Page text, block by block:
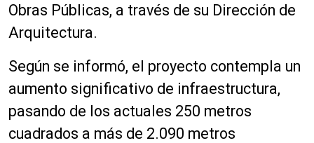
Obras Públicas, a través de su Dirección de
Arquitectura.
Según se informó, el proyecto contempla un
aumento significativo de infraestructura,
pasando de los actuales 250 metros
cuadrados a más de 2.090 metros